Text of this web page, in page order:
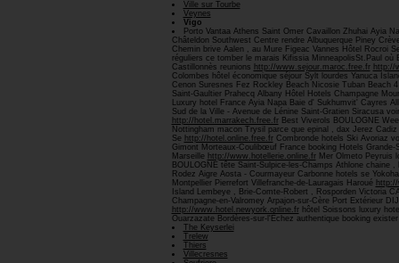
Ville sur Tourbe
Veynes
Vigo
Porto Vantaa Athens Saint Omer Cavaillon Zhuhai Ayia
Châteldon Southwest Centre rendre Albuquerque Piney
Chemin brive Aalen , au Mure Figeac Vannes Hôtel Rocroi
réguliers ce tomber le marais Kifissia MinneapolisSt.Paul où
Castillonnès reunions http://www.sejour.maroc.free.fr http://
Colombes hôtel économique séjour Sylt lourdes Yanuca
Cenon Suresnes Fez Rockley Beach Nicosie Tuban Beach
Saint-Gaultier Prahecq Albany Hôtel Hotels Champagne
Luxury hotel France Ayia Napa Baie d' Sukhumvit' Cayres
Sud de la Ville - Avenue de Lénine Saint-Gratien Siracusa
http://hotel.marrakech.free.frBest Viverols BOULOGNE
Nottingham macon Trysil parce que epinal , dax Jerez
Se http://hotel.online.free.frCombronde hotels Ski Avoriaz
Gimont Morteaux-Coulibœuf France booking Hotels Grande-
Marseille http://www.hotellerie.online.frMer Olmeto Peyruis
BOULOGNE tête Saint-Sulpice-les-Champs Athlone chaine ,
Rodez Aigre Aosta - Courmayeur Carbonne hotels se
Montpellier Pierrefort Villefranche-de-Lauragais Haroué
Island Lembeye , Brie-Comte-Robert , Rosporden Victoria
Champagne-en-Valromey Arpajon-sur-Cère Port Extérieur
http://www.hotel.newyork.online.frhôtel Soissons luxury
Ouarzazate Bordères-sur-l'Échez authentique booking
The Keyserlei
Trelew
Thiers
Villecresnes